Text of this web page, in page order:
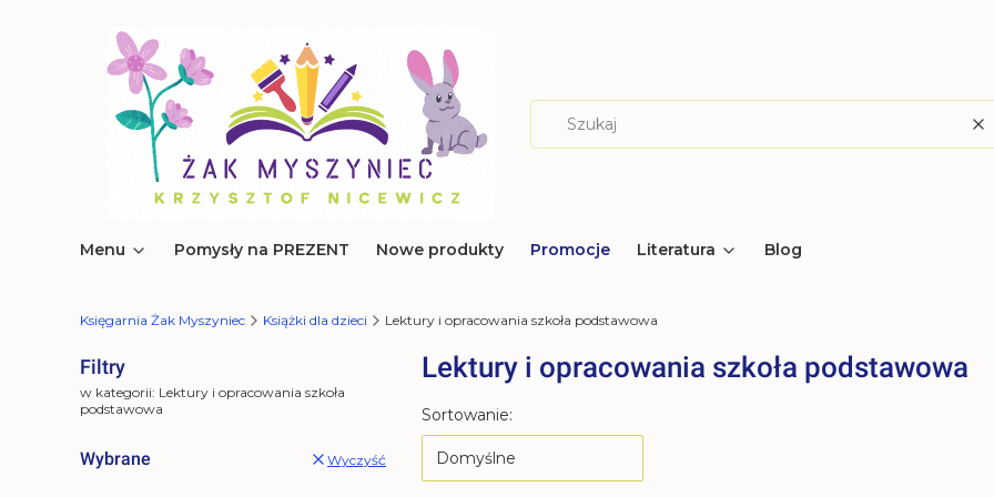
Menu Pomysły na PREZENT Nowe produkty Promocje Literatura Blog
Księgarnia Żak Myszyniec Książki dla dzieci Lektury i opracowania szkoła podstawowa
Filtry
w kategorii: Lektury i opracowania szkoła
podstawowa
Wybrane Wyczyść
Lektury i opracowania szkoła podstawowa
Lista produktów
Sortowanie:
Domyślne